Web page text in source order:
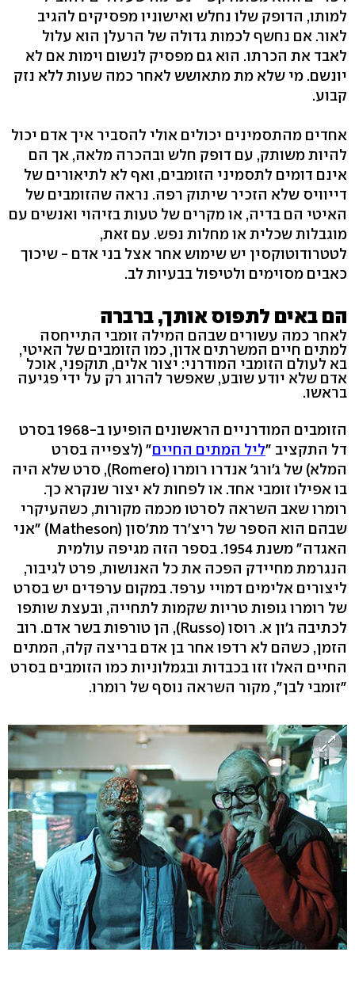
למותו, הדופק שלו נחלש ואישוניו מפסיקים להגיב
לאור. אם נחשף לכמות גדולה של הרעלן הוא עלול
לאבד את הכרתו. הוא גם מפסיק לנשום וימות אם לא
יונשם. מי שלא מת מתאושש לאחר כמה שעות ללא נזק
קבוע.
אחדים מהתסמינים יכולים אולי להסביר איך אדם יכול
להיות משותק, עם דופק חלש ובהכרה מלאה, אך הם
אינם דומים לתסמיני הזומבים, ואף לא לתיאורים של
דייוויס שלא הזכיר שיתוק רפה. נראה שהזומבים של
האיטי הם בדיה, או מקרים של טעות בזיהוי ואנשים עם
מוגבלות שכלית או מחלות נפש. עם זאת,
לטטרודוטוקסין יש שימוש אחר אצל בני אדם - שיכוך
כאבים מסוימים ולטיפול בבעיות לב.
הם באים לתפוס אותך, ברברה
לאחר כמה עשורים שבהם המילה זומבי התייחסה
למתים חיים המשרתים אדון, כמו הזומבים של האיטי,
בא לעולם הזומבי המודרני: יצור אלים, תוקפני, אוכל
אדם שלא יודע שובע, שאפשר להרוג רק על ידי פגיעה
בראשו.
הזומבים המודרניים הראשונים הופיעו ב-1968 בסרט
דל התקציב "ליל המתים החיים" (לצפייה בסרט
המלא) של ג'ורג' אנדרו רומרו (Romero), סרט שלא היה
בו אפילו זומבי אחד. או לפחות לא יצור שנקרא כך.
רומרו שאב השראה לסרטו מכמה מקורות, כשהעיקרי
שבהם הוא הספר של ריצ'רד מת'סון (Matheson) "אני
האגדה" משנת 1954. בספר הזה מגיפה עולמית
הנגרמת מחיידק הפכה את כל האנושות, פרט לגיבור,
ליצורים אלימים דמויי ערפד. במקום ערפדים יש בסרט
של רומרו גופות טריות שקמות לתחייה, ובעצת שותפו
לכתיבה ג'ון א. רוסו (Russo), הן טורפות בשר אדם. רוב
הזמן, כשהם לא רדפו אחר בן אדם בריצה קלה, המתים
החיים האלו זזו בכבדות ובגמלוניות כמו הזומבים בסרט
"זומבי לבן", מקור השראה נוסף של רומרו.